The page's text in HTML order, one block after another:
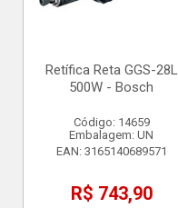
Retífica Reta GGS-28L
500W - Bosch
Código: 14659
Embalagem: UN
EAN: 3165140689571
R$ 743,90